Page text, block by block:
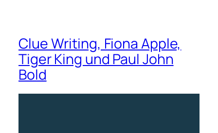
Clue Writing, Fiona Apple,
Tiger King und Paul John
Bold